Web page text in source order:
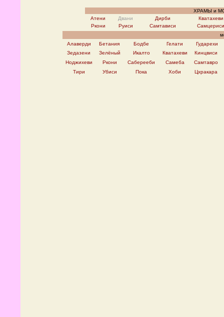
ХРАМЫ и
Атени
Двани Дирби
Кватахеви
Ркони
Руиси Самтависи
Самцериси
Алаверди
Бетания Бодбе Гелати
Гударехи
Зедазени
Зелёный Икалто Кватахеви
Кинцвиси
Ноджихеви
Ркони Саберееби Самеба
Самтавро
Тири
Убиси Пока Хоби Цхракара